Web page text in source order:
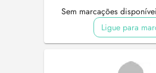
Sem marcações
Ligue para